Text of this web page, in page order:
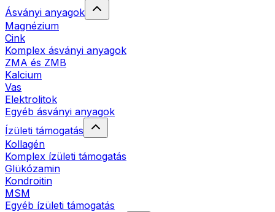
Ásványi anyagok
Magnézium
Cink
Komplex ásványi anyagok
ZMA és ZMB
Kalcium
Vas
Elektrolitok
Egyéb ásványi anyagok
Ízületi támogatás
Kollagén
Komplex ízületi támogatás
Glükózamin
Kondroitin
MSM
Egyéb ízületi támogatás